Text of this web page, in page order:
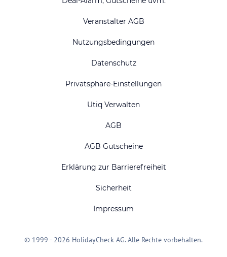
Veranstalter AGB
Nutzungsbedingungen
Datenschutz
Privatsphäre-Einstellungen
Utiq Verwalten
AGB
AGB Gutscheine
Erklärung zur Barrierefreiheit
Sicherheit
Impressum
© 1999 - 2026 HolidayCheck AG. Alle Rechte vorbehalten.